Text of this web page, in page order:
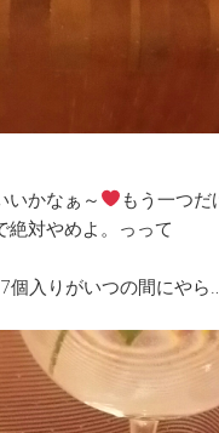
いかなぁ～
もう一つだ
絶対やめよ。っって
個入りがいつの間にやら